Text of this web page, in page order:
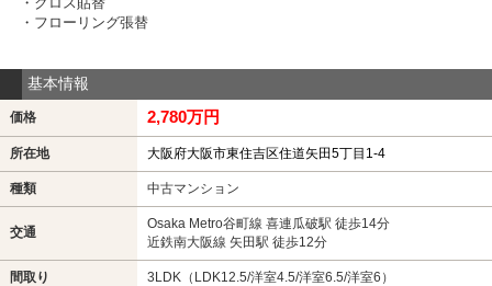
・フローリング張替
基本情報
価格 2,780万円
所在地 大阪府大阪市東住吉区住道矢田5丁目1-4
種類 中古マンション
交通
Osaka Metro谷町線 喜連瓜破駅 徒歩14分
近鉄南大阪線 矢田駅 徒歩12分
間取り 3LDK（LDK12.5/洋室4.5/洋室6.5/洋室6）